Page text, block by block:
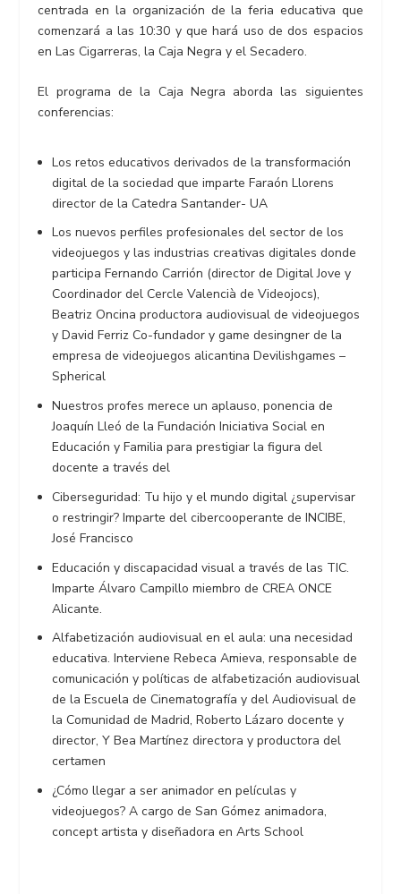
centrada en la organización de la feria educativa que
comenzará a las 10:30 y que hará uso de dos espacios
en Las Cigarreras, la Caja Negra y el Secadero.
El programa de la Caja Negra aborda las siguientes
conferencias:
Los retos educativos derivados de la transformación
digital de la sociedad que imparte Faraón Llorens
director de la Catedra Santander- UA
Los nuevos perfiles profesionales del sector de los
videojuegos y las industrias creativas digitales donde
participa Fernando Carrión (director de Digital Jove y
Coordinador del Cercle Valencià de Videojocs),
Beatriz Oncina productora audiovisual de videojuegos
y David Ferriz Co-fundador y game desingner de la
empresa de videojuegos alicantina Devilishgames –
Spherical
Nuestros profes merece un aplauso, ponencia de
Joaquín Lleó de la Fundación Iniciativa Social en
Educación y Familia para prestigiar la figura del
docente a través del
Ciberseguridad: Tu hijo y el mundo digital ¿supervisar
o restringir? Imparte del cibercooperante de INCIBE,
José Francisco
Educación y discapacidad visual a través de las TIC.
Imparte Álvaro Campillo miembro de CREA ONCE
Alicante.
Alfabetización audiovisual en el aula: una necesidad
educativa. Interviene Rebeca Amieva, responsable de
comunicación y políticas de alfabetización audiovisual
de la Escuela de Cinematografía y del Audiovisual de
la Comunidad de Madrid, Roberto Lázaro docente y
director, Y Bea Martínez directora y productora del
certamen
¿Cómo llegar a ser animador en películas y
videojuegos? A cargo de San Gómez animadora,
concept artista y diseñadora en Arts School